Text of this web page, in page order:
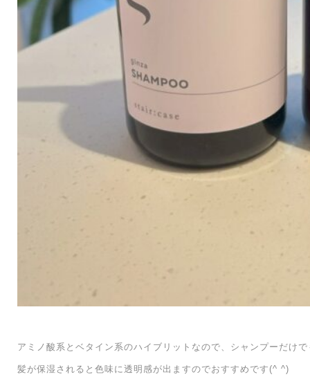
アミノ酸系とベタイン系のハイブリットなので、シャンプーだけ
髪が保湿されると色味に透明感が出ますのでおすすめです(^ ^)